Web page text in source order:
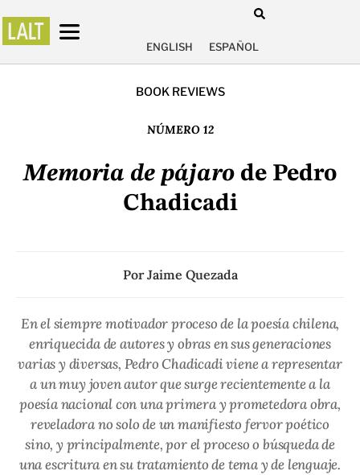
ENGLISH ESPAÑOL
BOOK REVIEWS
NÚMERO 12
Memoria de pájaro de Pedro
Chadicadi
PorJaime Quezada
En el siempre motivador proceso de la poesía chilena,
enriquecida de autores y obras en sus generaciones
varias y diversas, Pedro Chadicadi viene a representar
a un muy joven autor que surge recientemente a la
poesía nacional con una primera y prometedora obra,
reveladora no solo de un manifiesto fervor poético
sino, y principalmente, por el proceso o búsqueda de
una escritura en su tratamiento de tema y de lenguaje.